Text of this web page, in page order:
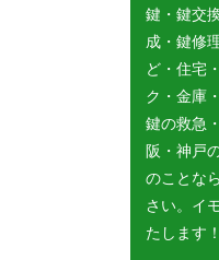
鍵・鍵交
成・鍵修
ど・住宅
ク・金庫
鍵の救急
阪・神戸
のことな
さい。イ
たします！